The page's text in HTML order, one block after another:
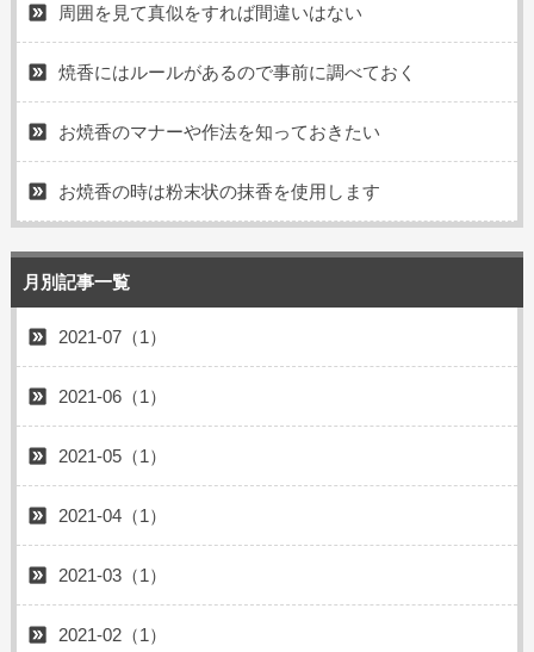
周囲を見て真似をすれば間違いはない
焼香にはルールがあるので事前に調べておく
お焼香のマナーや作法を知っておきたい
お焼香の時は粉末状の抹香を使用します
月別記事一覧
2021-07（1）
2021-06（1）
2021-05（1）
2021-04（1）
2021-03（1）
2021-02（1）